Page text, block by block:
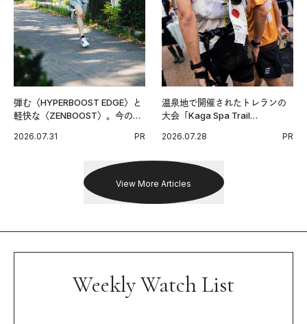
弾む〈HYPERBOOST EDGE〉と
軽快な〈ZENBOOST〉。今の時
出した新機軸。
2026.07.31 PR
温泉地で開催されたトレランの
大会「Kaga Spa Trail
戦を夢見るランナーたちの奮闘
2026.07.28 PR
View More Articles
Weekly Watch List